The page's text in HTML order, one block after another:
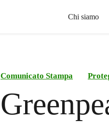
Chi siamo
Comunicato Stampa